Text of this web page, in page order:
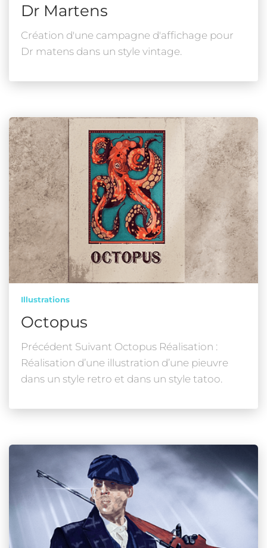
Dr Martens
Création d'une campagne d'affichage pour
Dr matens dans un style vintage.
Illustrations
Octopus
Précédent Suivant Octopus Réalisation :
Réalisation d’une illustration d’une pieuvre
dans un style retro et dans un style tatoo.